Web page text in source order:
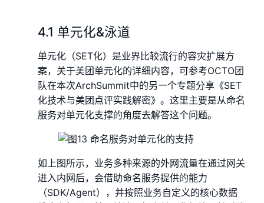
4.1 单元化&泳道
单元化（SET化）是业界比较流行的容灾扩展方
案，关于美团单元化的详细内容，可参考OCTO团
队在本次ArchSummit中的另一个专题分享《SET
化技术与美团点评实践解密》。这里主要是从命名
服务对单元化支撑的角度去解答这个问题。
如上图所示，业务多种来源的外网流量在通过网关
进入内网后，会借助命名服务提供的能力
（SDK/Agent），并按照业务自定义的核心数据